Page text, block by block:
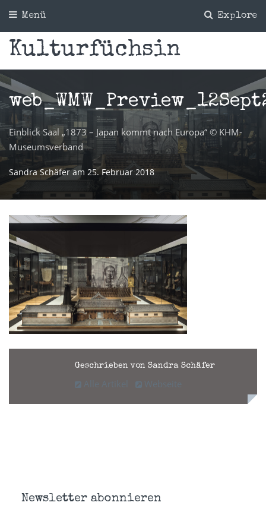
Explore
Menü
Kulturfüchsin
Einblick Saal „1873 – Japan kommt nach Europa“ © KHM-
Museumsverband
Sandra Schäferam 25. Februar 2018
Geschrieben von Sandra Schäfer
Alle Artikel Webseite
Newsletter abonnieren